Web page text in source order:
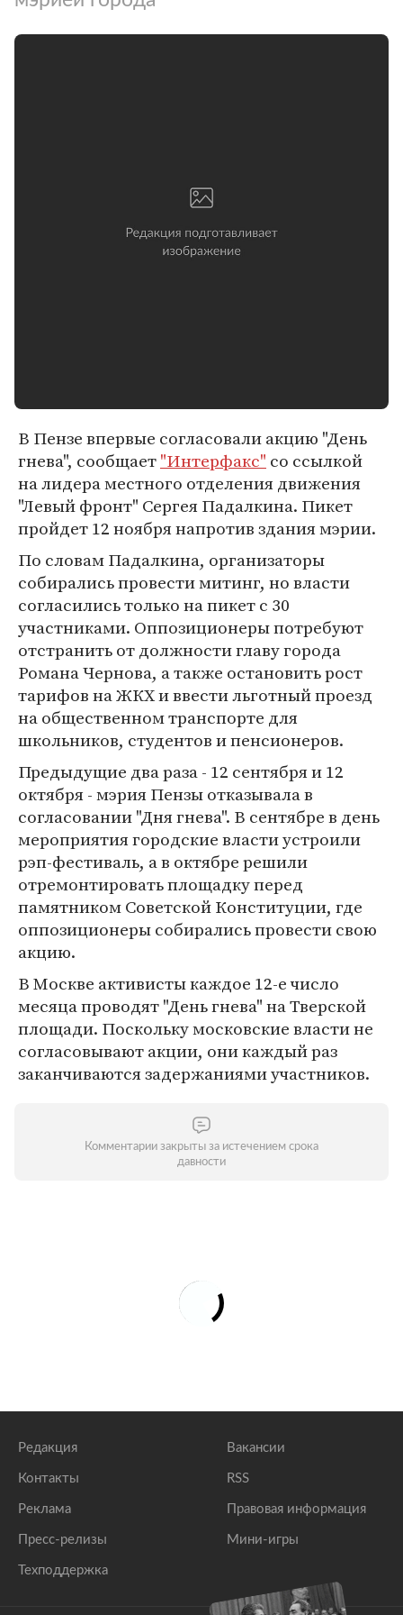
В Пензе впервые согласовали акцию "День
гнева", сообщает"Интерфакс" со ссылкой
на лидера местного отделения движения
"Левый фронт" Сергея Падалкина. Пикет
пройдет 12 ноября напротив здания мэрии.
По словам Падалкина, организаторы
собирались провести митинг, но власти
согласились только на пикет с 30
участниками. Оппозиционеры потребуют
отстранить от должности главу города
Романа Чернова, а также остановить рост
тарифов на ЖКХ и ввести льготный проезд
на общественном транспорте для
школьников, студентов и пенсионеров.
Предыдущие два раза - 12 сентября и 12
октября - мэрия Пензы отказывала в
согласовании "Дня гнева". В сентябре в день
мероприятия городские власти устроили
рэп-фестиваль, а в октябре решили
отремонтировать площадку перед
памятником Советской Конституции, где
оппозиционеры собирались провести свою
акцию.
В Москве активисты каждое 12-е число
месяца проводят "День гнева" на Тверской
площади. Поскольку московские власти не
согласовывают акции, они каждый раз
заканчиваются задержаниями участников.
Комментарии закрыты за истечением срока
давности
Редакция
Контакты
Реклама
Пресс-релизы
Техподдержка
Вакансии
RSS
Правовая информация
Мини-игры